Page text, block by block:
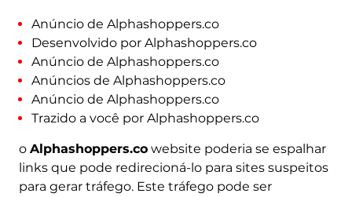
Anúncio de Alphashoppers.co
Desenvolvido por Alphashoppers.co
Anúncio de Alphashoppers.co
Anúncios de Alphashoppers.co
Anúncio de Alphashoppers.co
Trazido a você por Alphashoppers.co
o Alphashoppers.cowebsite poderia se espalhar
links que pode redirecioná-lo para sites suspeitos
para gerar tráfego. Este tráfego pode ser